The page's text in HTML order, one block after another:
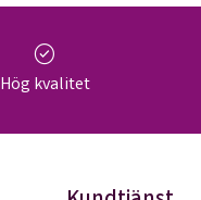
check_circle
Hög kvalitet